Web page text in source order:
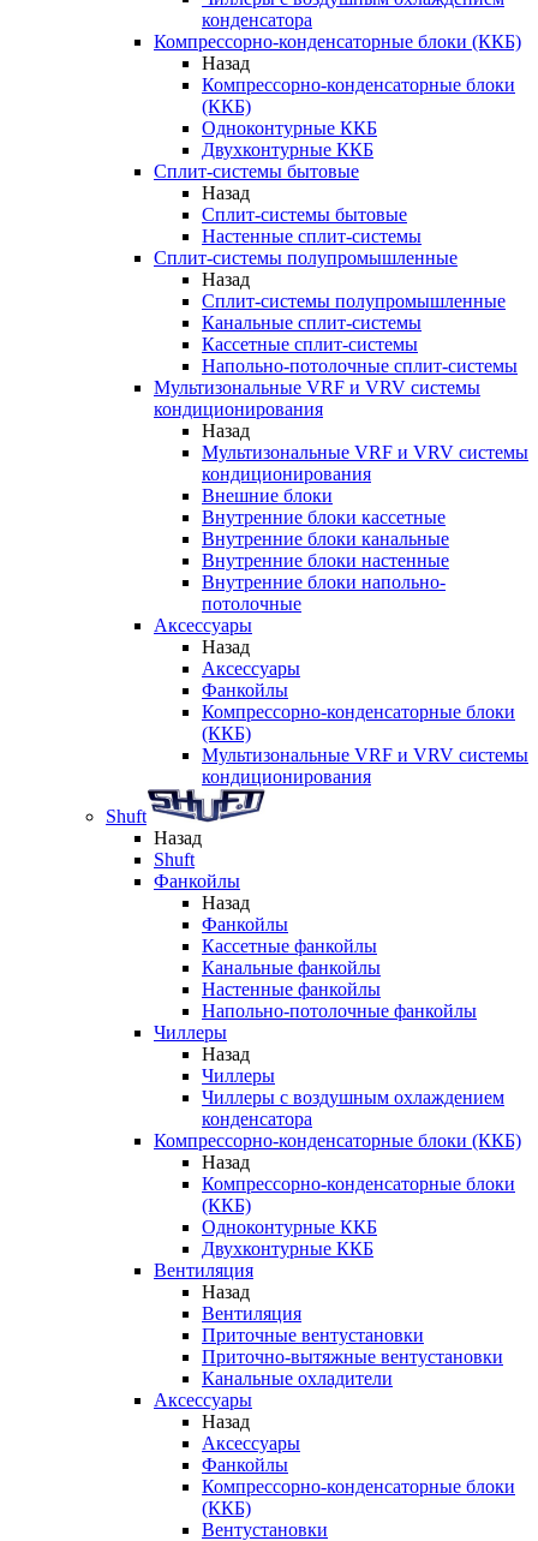
конденсатора
Компрессорно-конденсаторные блоки (ККБ)
Назад
Компрессорно-конденсаторные блоки
(ККБ)
Одноконтурные ККБ
Двухконтурные ККБ
Сплит-системы бытовые
Назад
Сплит-системы бытовые
Настенные сплит-системы
Сплит-системы полупромышленные
Назад
Сплит-системы полупромышленные
Канальные сплит-системы
Кассетные сплит-системы
Напольно-потолочные сплит-системы
Мультизональные VRF и VRV системы
кондиционирования
Назад
Мультизональные VRF и VRV системы
кондиционирования
Внешние блоки
Внутренние блоки кассетные
Внутренние блоки канальные
Внутренние блоки настенные
Внутренние блоки напольно-
потолочные
Аксессуары
Назад
Аксессуары
Фанкойлы
Компрессорно-конденсаторные блоки
(ККБ)
Мультизональные VRF и VRV системы
кондиционирования
Shuft
Назад
Shuft
Фанкойлы
Назад
Фанкойлы
Кассетные фанкойлы
Канальные фанкойлы
Настенные фанкойлы
Напольно-потолочные фанкойлы
Чиллеры
Назад
Чиллеры
Чиллеры с воздушным охлаждением
конденсатора
Компрессорно-конденсаторные блоки (ККБ)
Назад
Компрессорно-конденсаторные блоки
(ККБ)
Одноконтурные ККБ
Двухконтурные ККБ
Вентиляция
Назад
Вентиляция
Приточные вентустановки
Приточно-вытяжные вентустановки
Канальные охладители
Аксессуары
Назад
Аксессуары
Фанкойлы
Компрессорно-конденсаторные блоки
(ККБ)
Вентустановки